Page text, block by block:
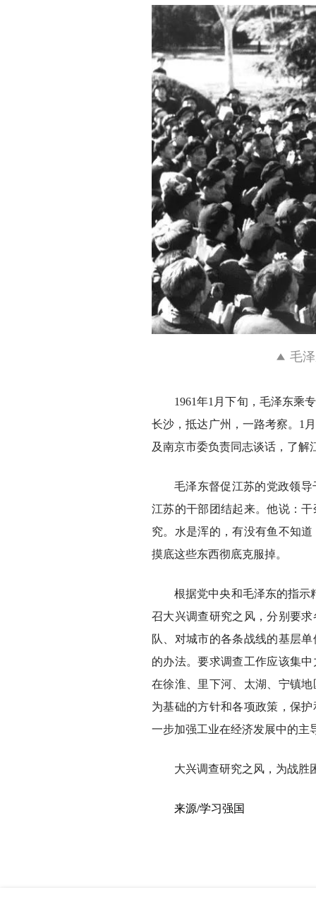
毛
1961年1月下旬，毛泽东乘
长沙，抵达广州，一路考察。1
及南京市委负责同志谈话，了
毛泽东督促江苏的党政领
江苏的干部团结起来。他说：
究。水是浑的，有没有鱼不知
摸底这些东西彻底克服掉。
根据党中央和毛泽东的指示
召大兴调查研究之风，分别要
队、对城市的各条战线的基层
的办法。要求调查工作应该集
在徐淮、里下河、太湖、宁镇
为基础的方针和各项政策，保
一步加强工业在经济发展中的主
大兴调查研究之风，为战胜
来源/学习强国